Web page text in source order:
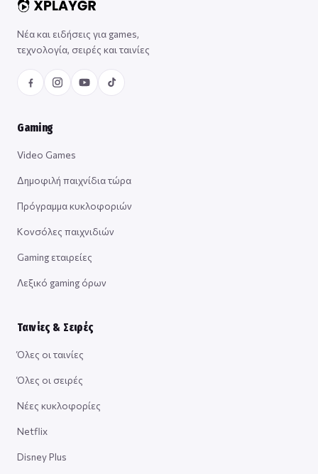
Νέα και ειδήσεις για games,
τεχνολογία, σειρές και ταινίες
Gaming
Video Games
Δημοφιλή παιχνίδια τώρα
Πρόγραμμα κυκλοφοριών
Κονσόλες παιχνιδιών
Gaming εταιρείες
Λεξικό gaming όρων
Ταινίες & Σειρές
Όλες οι ταινίες
Όλες οι σειρές
Νέες κυκλοφορίες
Netflix
Disney Plus